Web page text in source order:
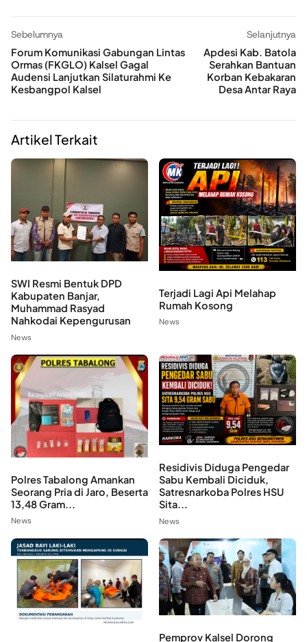
Sebelumnya
Forum Komunikasi Gabungan Lintas
Ormas (FKGLO) Kalsel Gagal
Audensi Lanjutkan Silaturahmi Ke
Kesbangpol Kalsel
Selanjutnya
Apdesi Kab. Batola
Serahkan Bantuan
Korban Kebakaran
Desa Antar Raya
Artikel Terkait
SWI Resmi Bentuk DPD
Kabupaten Banjar,
Muhammad Rasyad
Nahkodai Kepengurusan
News
Terjadi Lagi Api Melahap
Rumah Kosong
News
Polres Tabalong Amankan
Seorang Pria di Jaro, Beserta
13,48 Gram...
News
Residivis Diduga Pengedar
Sabu Kembali Diciduk,
Satresnarkoba Polres HSU
Sita...
News
Pemprov Kalsel Dorong